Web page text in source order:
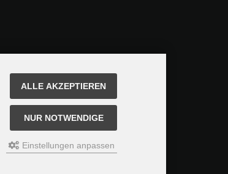
ALLE AKZEPTIEREN
NUR NOTWENDIGE
Einstellungen anpassen